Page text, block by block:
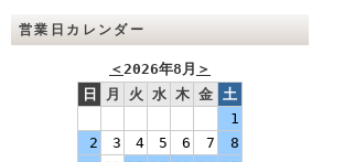
営業日カレンダー
＜2026年8月 ＞
日
月 火 水 木 金 土
1
2
3 4 5 6 7
8